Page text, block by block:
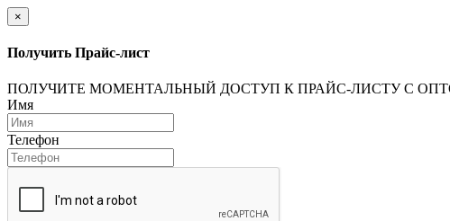
×
Получить Прайс-лист
ПОЛУЧИТЕ МОМЕНТАЛЬНЫЙ ДОСТУП К ПРАЙС-ЛИСТУ С
Имя
Телефон